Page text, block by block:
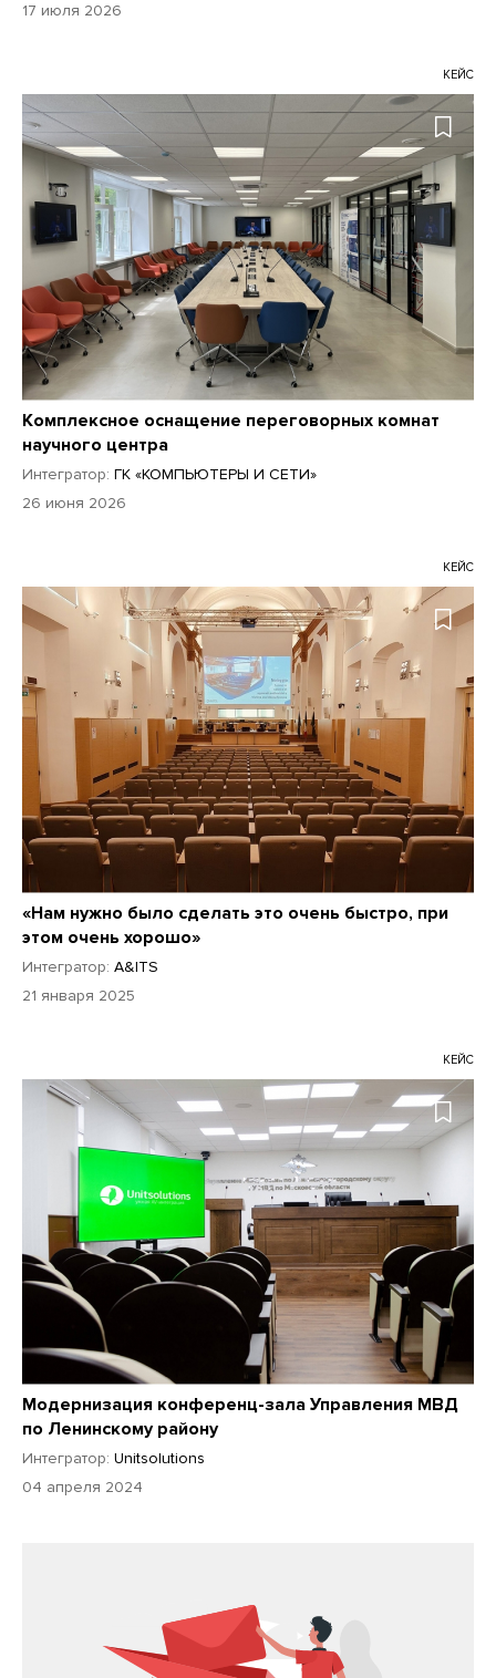
17 июля 2026
КЕЙС
Комплексное оснащение переговорных комнат
научного центра
Интегратор: ГК «КОМПЬЮТЕРЫ И СЕТИ»
26 июня 2026
КЕЙС
«Нам нужно было сделать это очень быстро, при
этом очень хорошо»
Интегратор: A&ITS
21 января 2025
КЕЙС
Модернизация конференц-зала Управления МВД
по Ленинскому району
Интегратор: Unitsolutions
04 апреля 2024